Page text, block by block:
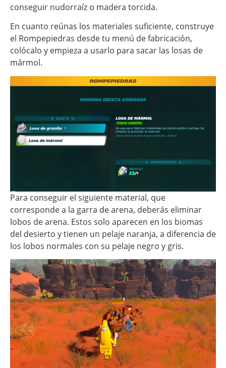
conseguir nudorraíz o madera torcida.
En cuanto reúnas los materiales suficiente, construye
el Rompepiedras desde tu menú de fabricación,
colócalo y empieza a usarlo para sacar las losas de
mármol.
Para conseguir el siguiente material, que
corresponde a la garra de arena, deberás eliminar
lobos de arena. Estos solo aparecen en los biomas
del desierto y tienen un pelaje naranja, a diferencia de
los lobos normales con su pelaje negro y gris.